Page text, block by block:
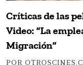
Críticas de las
Video: “La
Migración”
POR